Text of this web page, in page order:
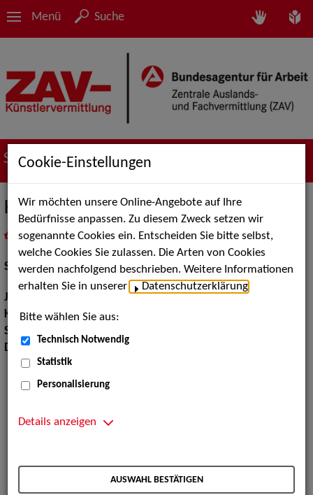
Menü Suche
Suche nach Künstler*innen
Kathrin Steinweg
als PDF speichern
inMeine Merklistelegen
Schauspiel:Bühne
Jahrgang:
Körpergröße:172 cm
Sprachen:
Dialekte:
Cookie-Einstellungen
Wir möchten unsere Online-Angebote auf Ihre
Bedürfnisse anpassen. Zu diesem Zweck setzen wir
sogenannte Cookies ein. Entscheiden Sie bitte selbst,
welche Cookies Sie zulassen. Die Arten von Cookies
werden nachfolgend beschrieben. Weitere Informationen
erhalten Sie in unserer
Datenschutzerklärung
Bitte wählen Sie aus:
Technisch Notwendig
Statistik
Personalisierung
Details anzeigen
AUSWAHL BESTÄTIGEN